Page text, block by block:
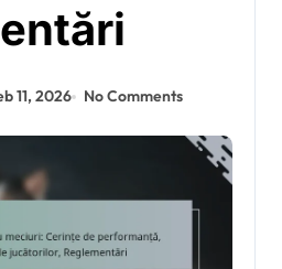
11, 2026 No Comments